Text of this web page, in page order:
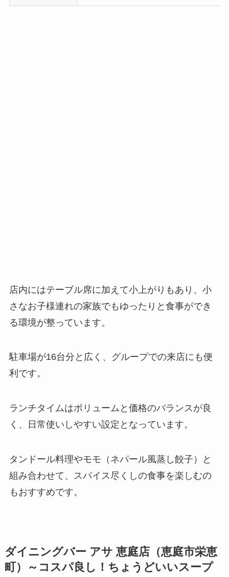
店内にはテーブル席に加えて小上がりもあり、小
さなお子様連れの家族でもゆったりと食事ができ
る環境が整っています。
駐車場が16台分と広く、グループでの来店にも便
利です。
ランチタイムはボリュームと価格のバランスが良
く、日常使いしやすい設定となっています。
タンドール料理やモモ（ネパール風蒸し餃子）と
組み合わせて、スパイス尽くしの食事を楽しむの
もおすすめです。
ダイニングバー アサ 恵庭店（恵庭市栄恵
町）～コスパ良し！ちょうどいいスープ